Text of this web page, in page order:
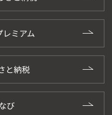
ミアム
と納税
び